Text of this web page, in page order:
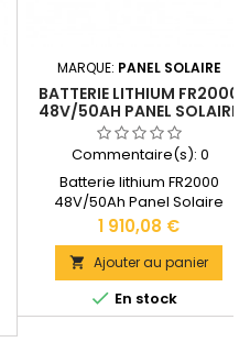
MARQUE: PANEL SOLAIRE
BATTERIE LITHIUM FR2000
48V/50AH PANEL SOLAIRE
Commentaire(s): 0
Batterie lithium FR2000
48V/50Ah Panel Solaire
Garantie : 7 ans Dimensions :
480 x 420 x 90 mm Poids : 25,5
kg Documentation technique
disponible dans les
"DOCUMENTS JOINTS".
Prix
1 910,08 €
 Ajouter au panier
 En stock